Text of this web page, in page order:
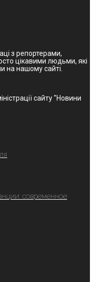
з репортерами,
цікавими людьми, які
на нашому сайті.
сайту "Новини
современное